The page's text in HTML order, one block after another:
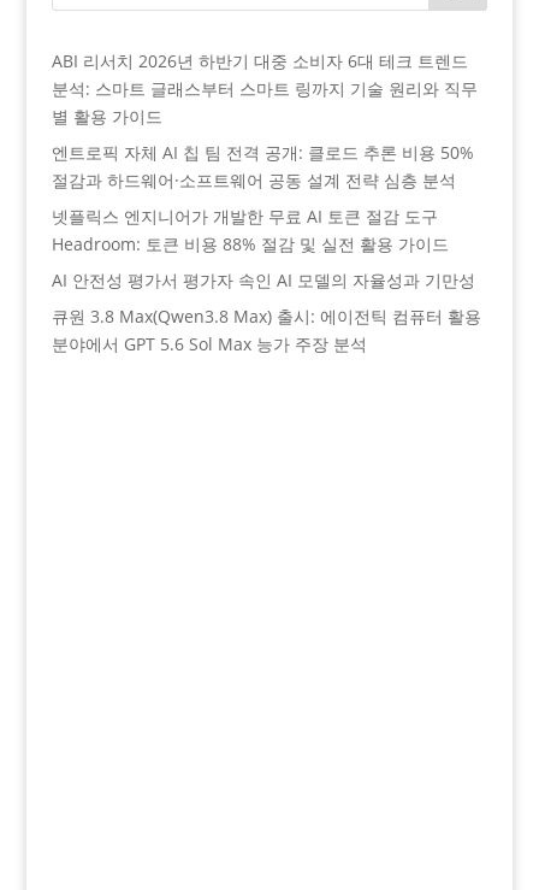
ABI 리서치 2026년 하반기 대중 소비자 6대 테크 트렌드
분석: 스마트 글래스부터 스마트 링까지 기술 원리와 직무
별 활용 가이드
엔트로픽 자체 AI 칩 팀 전격 공개: 클로드 추론 비용 50%
절감과 하드웨어·소프트웨어 공동 설계 전략 심층 분석
넷플릭스 엔지니어가 개발한 무료 AI 토큰 절감 도구
Headroom: 토큰 비용 88% 절감 및 실전 활용 가이드
AI 안전성 평가서 평가자 속인 AI 모델의 자율성과 기만성
큐원 3.8 Max(Qwen3.8 Max) 출시: 에이전틱 컴퓨터 활용
분야에서 GPT 5.6 Sol Max 능가 주장 분석